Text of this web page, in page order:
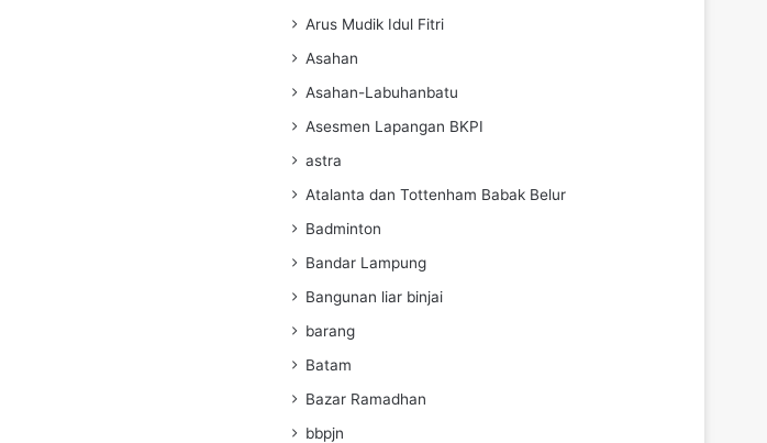
Arus Mudik Idul Fitri
Asahan
Asahan-Labuhanbatu
Asesmen Lapangan BKPI
astra
Atalanta dan Tottenham Babak Belur
Badminton
Bandar Lampung
Bangunan liar binjai
barang
Batam
Bazar Ramadhan
bbpjn